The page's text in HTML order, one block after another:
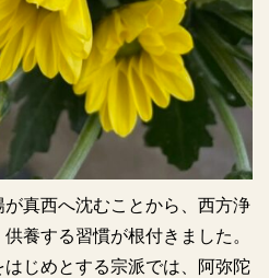
真西へ沈むことから、西方浄
養する習慣が根付きました。
じめとする宗派では、阿弥陀